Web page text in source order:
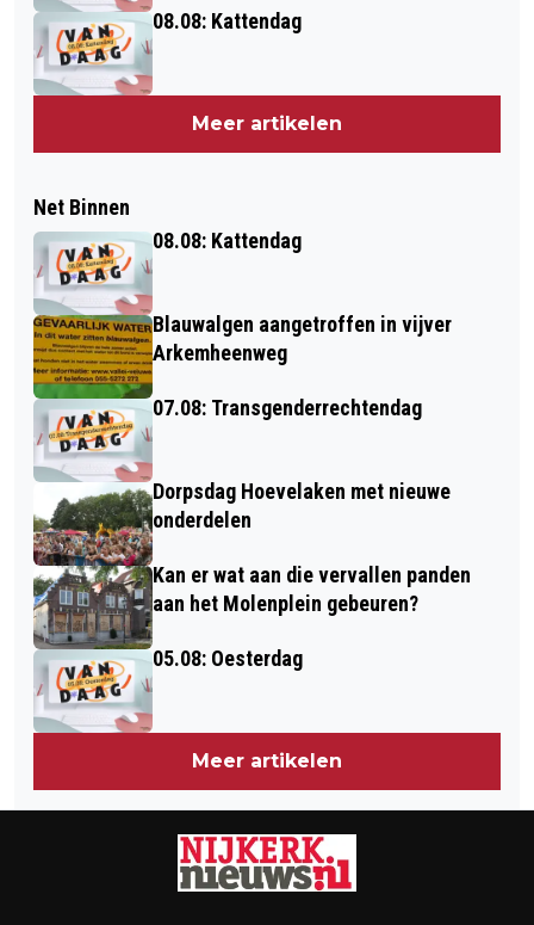
08.08: Kattendag
Meer artikelen
Net Binnen
08.08: Kattendag
Blauwalgen aangetroffen in vijver
Arkemheenweg
07.08: Transgenderrechtendag
Dorpsdag Hoevelaken met nieuwe
onderdelen
Kan er wat aan die vervallen panden
aan het Molenplein gebeuren?
05.08: Oesterdag
Meer artikelen